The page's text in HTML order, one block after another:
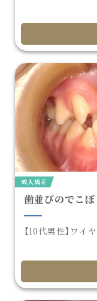
成人矯正
歯並びのでこ
【10代男性】ワイ